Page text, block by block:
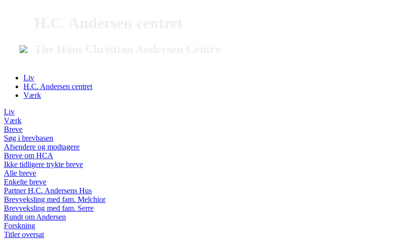
Liv
H.C. Andersen centret
Værk
Liv
Værk
Breve
Søg i brevbasen
Afsendere og modtagere
Breve om HCA
Ikke tidligere trykte breve
Alle breve
Enkelte breve
Partner H.C. Andersens Hus
Brevveksling med fam. Melchior
Brevveksling med fam. Serre
Rundt om Andersen
Forskning
Titler oversat